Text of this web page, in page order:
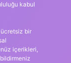
kabul
bir
içerikleri,